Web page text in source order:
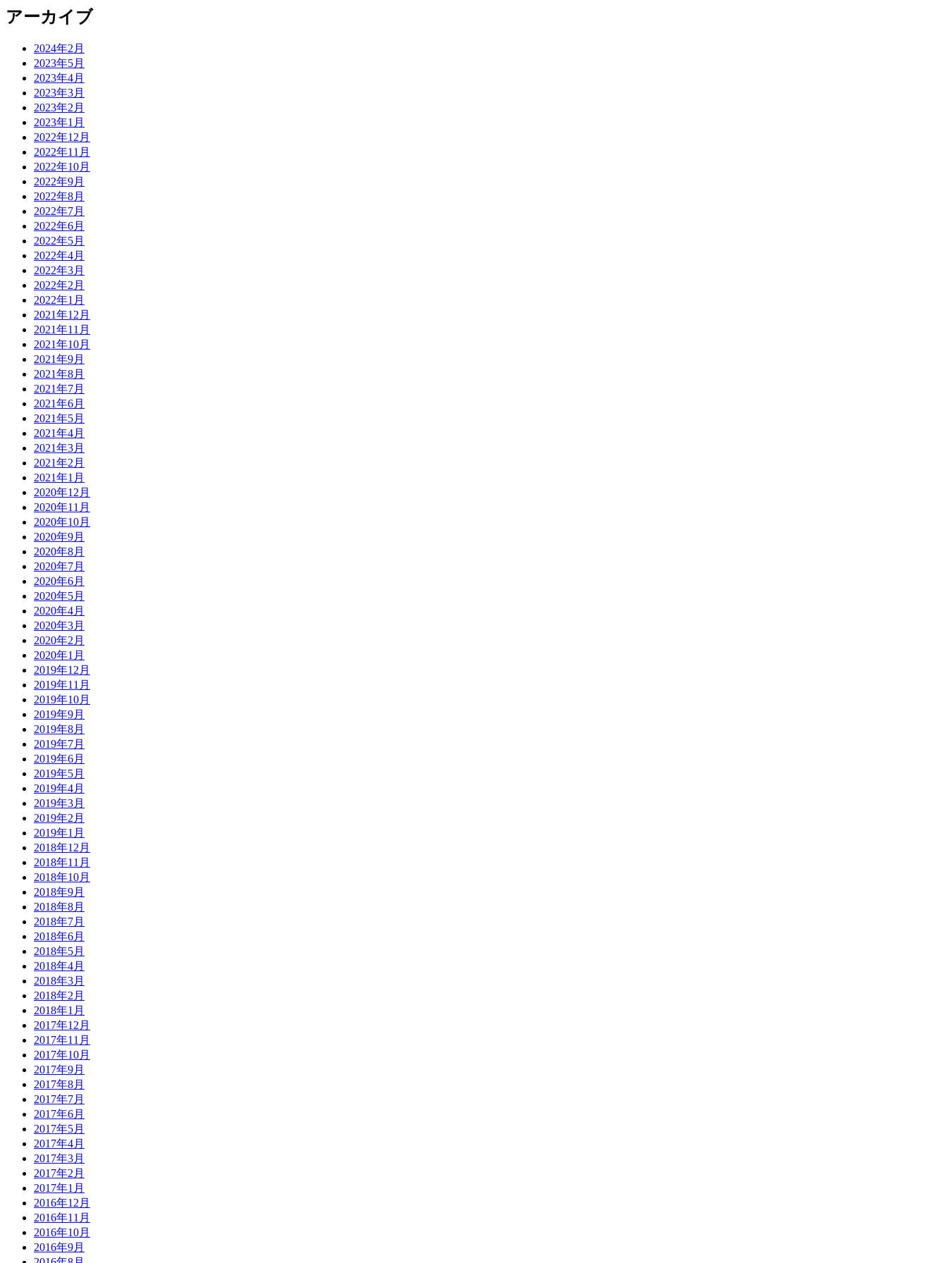
アーカイブ
2024年2月
2023年5月
2023年4月
2023年3月
2023年2月
2023年1月
2022年12月
2022年11月
2022年10月
2022年9月
2022年8月
2022年7月
2022年6月
2022年5月
2022年4月
2022年3月
2022年2月
2022年1月
2021年12月
2021年11月
2021年10月
2021年9月
2021年8月
2021年7月
2021年6月
2021年5月
2021年4月
2021年3月
2021年2月
2021年1月
2020年12月
2020年11月
2020年10月
2020年9月
2020年8月
2020年7月
2020年6月
2020年5月
2020年4月
2020年3月
2020年2月
2020年1月
2019年12月
2019年11月
2019年10月
2019年9月
2019年8月
2019年7月
2019年6月
2019年5月
2019年4月
2019年3月
2019年2月
2019年1月
2018年12月
2018年11月
2018年10月
2018年9月
2018年8月
2018年7月
2018年6月
2018年5月
2018年4月
2018年3月
2018年2月
2018年1月
2017年12月
2017年11月
2017年10月
2017年9月
2017年8月
2017年7月
2017年6月
2017年5月
2017年4月
2017年3月
2017年2月
2017年1月
2016年12月
2016年11月
2016年10月
2016年9月